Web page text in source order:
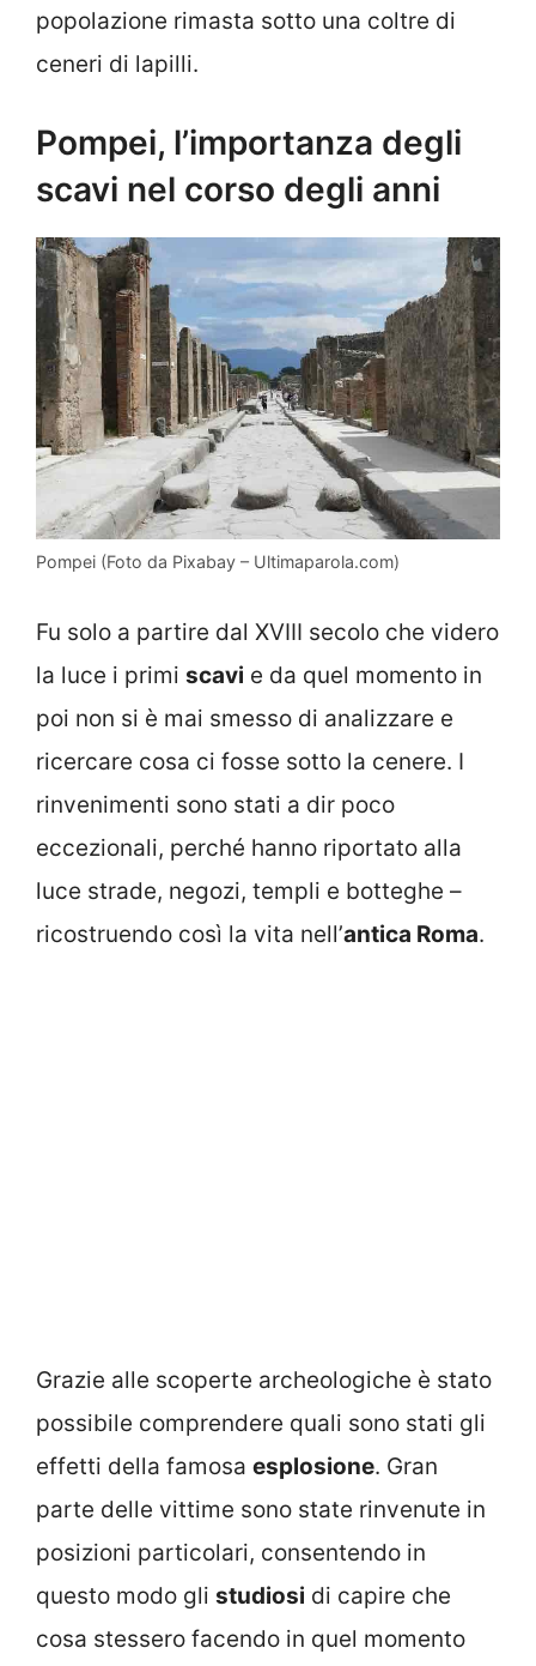
popolazione rimasta sotto una coltre di
ceneri di lapilli.
Pompei, l’importanza degli
scavi nel corso degli anni
Pompei (Foto da Pixabay – Ultimaparola.com)
Fu solo a partire dal XVIII secolo che videro
la luce i primi scavi e da quel momento in
poi non si è mai smesso di analizzare e
ricercare cosa ci fosse sotto la cenere. I
rinvenimenti sono stati a dir poco
eccezionali, perché hanno riportato alla
luce strade, negozi, templi e botteghe –
ricostruendo così la vita nell’antica Roma.
Grazie alle scoperte archeologiche è stato
possibile comprendere quali sono stati gli
effetti della famosa esplosione. Gran
parte delle vittime sono state rinvenute in
posizioni particolari, consentendo in
questo modo gli studiosi di capire che
cosa stessero facendo in quel momento